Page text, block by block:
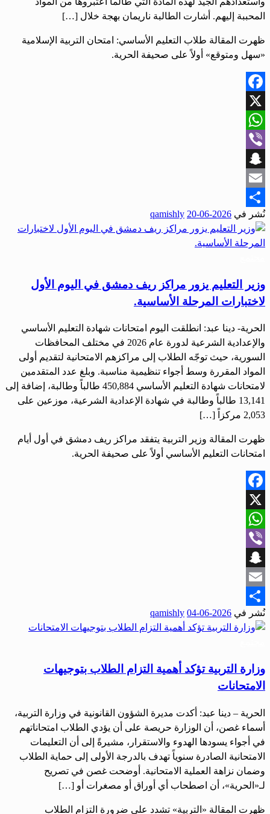
المحببة إليهم. أشارت الطالبة ناريمان بهجة خلال […]
ظهرت المقالة طلاب التعليم الأساسي: امتحان التربية الإسلامية
«سهل ومتوقع» أولاً على صحيفة الحرية.
Facebook
X
WhatsApp
Viber
Snapchat
Email
Share
نُشر في 2026-06-20
qamishly
وزير التعليم يزور مراكز ريف دمشق في اليوم الأول
لاختبارات المرحلة الأساسية.
الحرية- دينا عبد: انطلقت اليوم امتحانات شهادة التعليم الأساسي
والإعدادية الشرعية لدورة عام 2026 في مختلف المحافظات
السورية، حيث توجّه الطلاب إلى مراكزهم الامتحانية لتقديم أولى
المواد المقررة وسط أجواء تنظيمية مناسبة. وبلغ عدد المتقدمين
لامتحانات شهادة التعليم الأساسي 450,884 طالباً وطالبة، إضافة إلى
13,141 طالباً وطالبة في شهادة الإعدادية الشرعية، موزعين على
2,053 مركزاً […]
ظهرت المقالة وزير التربية يتفقد مراكز ريف دمشق في أول أيام
امتحانات التعليم الأساسي أولاً على صحيفة الحرية.
Facebook
X
WhatsApp
Viber
Snapchat
Email
Share
نُشر في 2026-06-04
qamishly
وزارة التربية تؤكد أهمية التزام الطلاب بتوجيهات
الامتحانات
الحرية – دينا عبد: أكدت مديرة الشؤون القانونية في وزارة التربية،
أسماء غصن، أن الوزارة حريصة على أن يؤدي الطلاب امتحاناتهم
في أجواء يسودها الهدوء والاستقرار، مشيرةً إلى أن التعليمات
الامتحانية الصادرة سنوياً تهدف بالدرجة الأولى إلى حماية الطلاب
وضمان نزاهة العملية الامتحانية. أوضحت غصن في تصريح
لـ«الحرية»، أن اصطحاب أي أوراق أو مصغرات أو […]
ظهرت المقالة «التربية» تشدد على ضرورة التزام الطلاب